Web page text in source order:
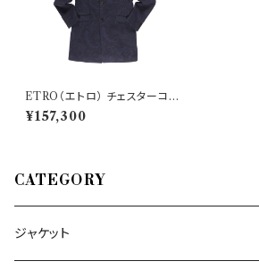
ETRO（エトロ） チェスターコー
ト 1C824 25184
¥157,300
CATEGORY
ジャケット